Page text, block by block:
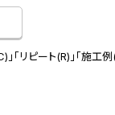
リピート(R)」「施工